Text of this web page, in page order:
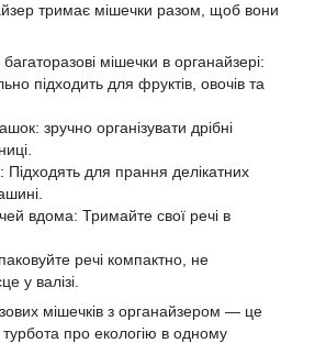
тримає мішечки разом, щоб вони
мішечки в органайзері:
підходить для фруктів, овочів та
зручно організувати дрібні
для прання делікатних
вдома: Тримайте свої речі в
речі компактно, не
у валізі.
мішечків з органайзером — це
турбота про екологію в одному